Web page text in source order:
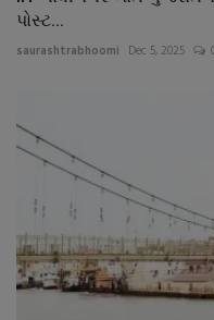
પોસ્ટ...
saurashtrabhoomi Dec 5, 2025